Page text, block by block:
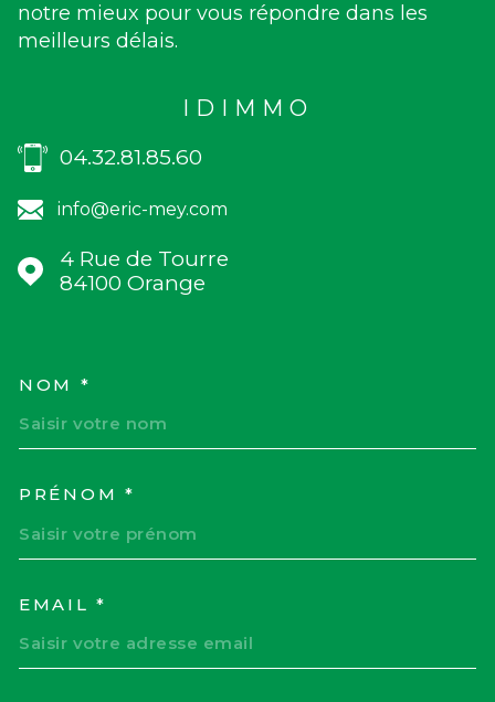
notre mieux pour vous répondre dans les
meilleurs délais.
IDIMMO
04.32.81.85.60
info@eric-mey.com
4 Rue de Tourre
84100
Orange
NOM *
PRÉNOM *
EMAIL *